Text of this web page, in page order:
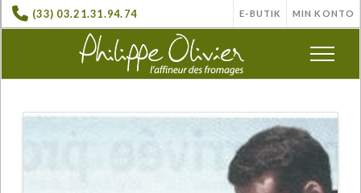
(33) 03.21.31.94.74 E-BUTIK MIN KONTO